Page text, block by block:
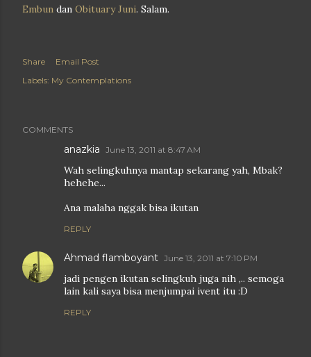
Embun dan Obituary Juni. Salam.
Share
Email Post
Labels: My Contemplations
COMMENTS
anazkia June 13, 2011 at 8:47 AM
Wah selingkuhnya mantap sekarang yah, Mbak?
hehehe...
Ana malaha nggak bisa ikutan
REPLY
Ahmad flamboyant June 13, 2011 at 7:10 PM
jadi pengen ikutan selingkuh juga nih ,.. semoga
lain kali saya bisa menjumpai ivent itu :D
REPLY